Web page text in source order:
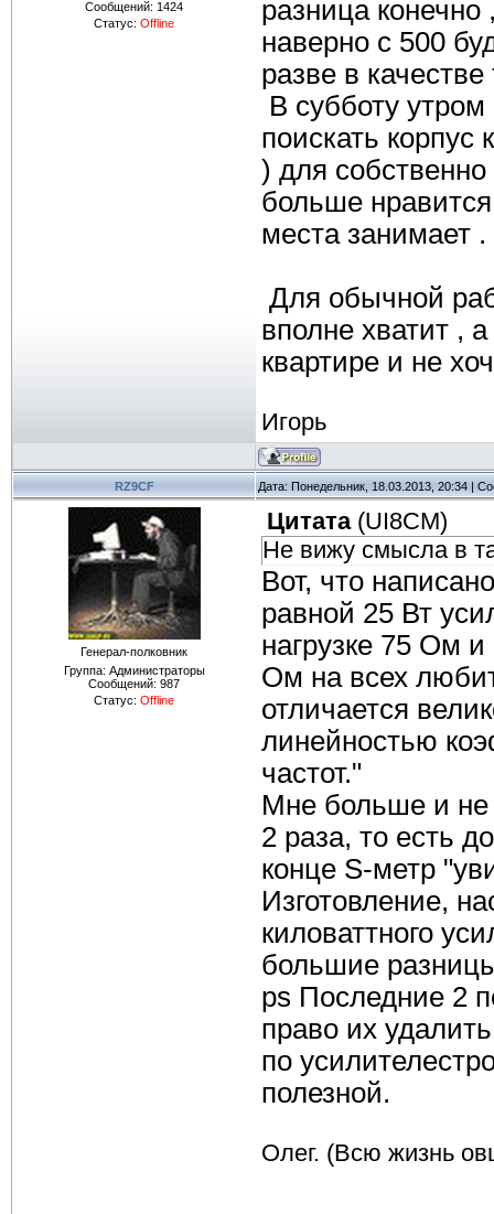
Сообщений: 1424
Статус: Offline
разница
наверно с 500
разве в
В субботу
поискать
) для
больше
места занимает .
Для обычной
вполне хватит ,
квартире и не
Игорь
RZ9CF Дата: Понедельник, 18.03.2013, 20:34 |
Генерал-полковник
Группа: Администраторы
Сообщений: 987
Статус: Offline
Цитата(UI8CM)
Не вижу смысла в
Вот, что
равной 25 Вт
нагрузке 75 Ом и
Ом на всех
отличается
линейностью
частот."
Мне больше и не
2 раза, то есть
конце S-метр
Изготовление,
киловаттного
большие
ps Последние 2
право их
по
полезной.
Олег. (Всю жизнь